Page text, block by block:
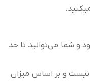
شما می‌توانید تا حد
و بر اساس میزان